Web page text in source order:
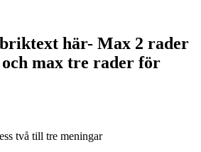
här- Max 2 rader
max tre rader för
två till tre meningar